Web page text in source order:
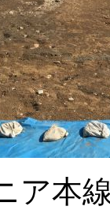
本